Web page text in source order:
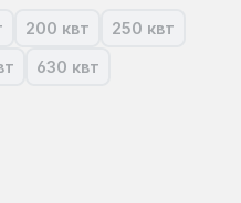
недоступна.)
эта опция недоступна.)
время эта опция
200 квт(В настоящее время эта
250 квт
(В
недоступна.)
эта опция недоступна.)
настоящее время эта опция
630 квт(В настоящее время